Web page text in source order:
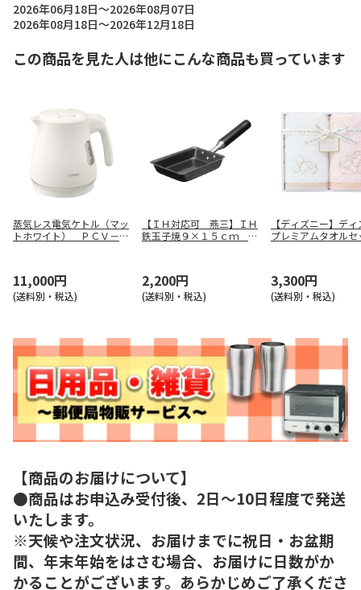
2026年06月18日～2026年08月07日
2026年08月18日～2026年12月18日
この商品を見た人は他にこんな商品も買っています
蒸気レス電気ケトル（マッ
トホワイト） ＰＣＶ－Ａ
11,000円
(送料別・税込)
【ＩＨ対応可 燕三】ＩＨ
鉄玉子焼９×１５ｃｍ Ｅ
2,200円
(送料別・税込)
【ディズニー】デ
プレミアムタオル
3,300円
(送料別・税込)
【商品のお届けについて】
●商品はお申込み受付後、2日～10日程度で発送
いたします。
※天候や注文状況、お届けまでに祝日・お盆期
間、年末年始をはさむ場合、お届けに日数がか
かることがございます。あらかじめご了承くださ